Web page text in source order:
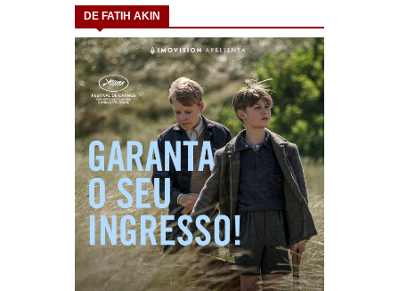
DE FATIH AKIN